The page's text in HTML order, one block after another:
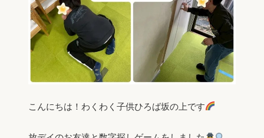
こんにちは！わくわく子供ひろば坂の上です